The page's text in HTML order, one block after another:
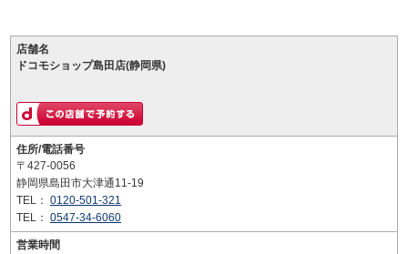
店舗名
ドコモショップ島田店(静岡県)
住所/電話番号
〒427-0056
静岡県島田市大津通11-19
TEL： 0120-501-321
TEL： 0547-34-6060
営業時間